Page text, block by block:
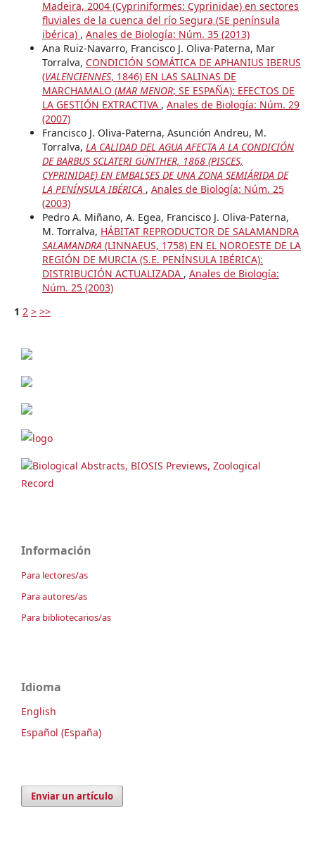
Madeira, 2004 (Cypriniformes: Cyprinidae) en sectores
fluviales de la cuenca del río Segura (SE península
ibérica) , Anales de Biología: Núm. 35 (2013)
Ana Ruiz-Navarro, Francisco J. Oliva-Paterna, Mar
Torralva, CONDICIÓN SOMÁTICA DE APHANIUS IBERUS
(VALENCIENNES, 1846) EN LAS SALINAS DE
MARCHAMALO (MAR MENOR; SE ESPAÑA): EFECTOS DE
LA GESTIÓN EXTRACTIVA , Anales de Biología: Núm. 29
(2007)
Francisco J. Oliva-Paterna, Asunción Andreu, M.
Torralva, LA CALIDAD DEL AGUA AFECTA A LA CONDICIÓN
DE BARBUS SCLATERI GÜNTHER, 1868 (PISCES,
CYPRINIDAE) EN EMBALSES DE UNA ZONA SEMIÁRIDA DE
LA PENÍNSULA IBÉRICA , Anales de Biología: Núm. 25
(2003)
Pedro A. Miñano, A. Egea, Francisco J. Oliva-Paterna,
M. Torralva, HÁBITAT REPRODUCTOR DE SALAMANDRA
SALAMANDRA (LINNAEUS, 1758) EN EL NOROESTE DE LA
REGIÓN DE MURCIA (S.E. PENÍNSULA IBÉRICA):
DISTRIBUCIÓN ACTUALIZADA , Anales de Biología:
Núm. 25 (2003)
1 2 > >>
Biological Abstracts, BIOSIS Previews, Zoological
Record
Información
Para lectores/as
Para autores/as
Para bibliotecarios/as
Idioma
English
Español (España)
Enviar un artículo